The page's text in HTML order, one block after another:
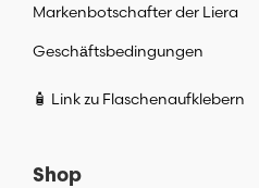
Markenbotschafter der Liera
Geschäftsbedingungen
🧴 Link zu Flaschenaufklebern
Shop